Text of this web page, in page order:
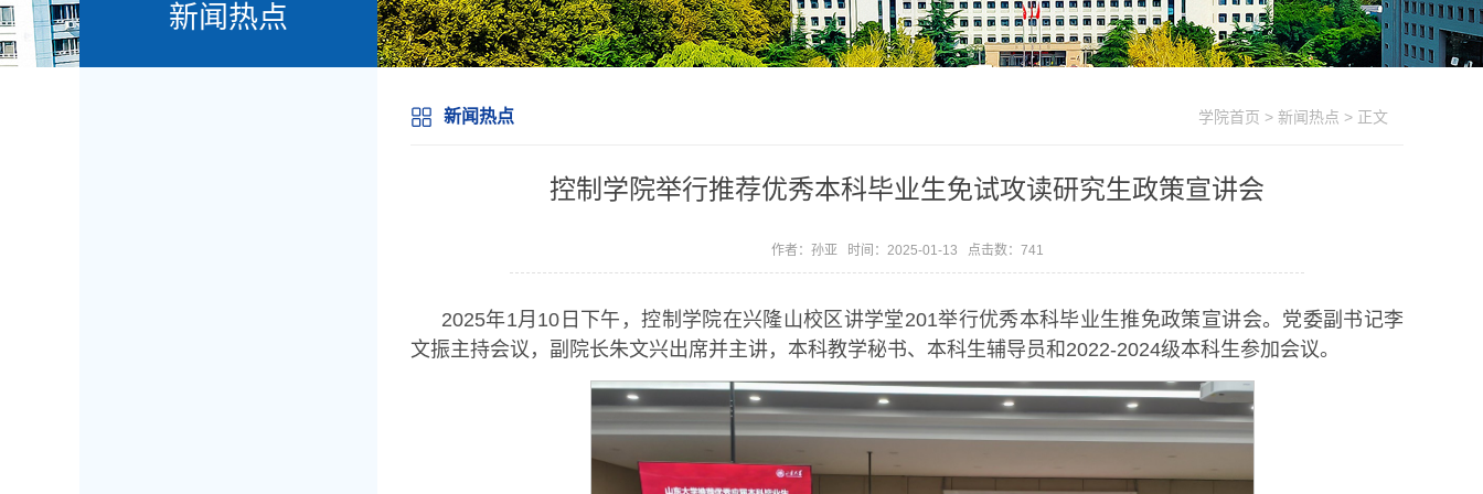
新闻热点
新闻热点 学院首页 > 新闻热点 > 正文
控制学院举行推荐优秀本科毕业生免试攻读研究生政策宣讲会
作者：孙亚 时间：2025-01-13 点击数： 741
2025年1月10日下午，控制学院在兴隆山校区讲学堂201举行优秀本科毕业生推免政策宣讲会。党委副书记李
文振主持会议，副院长朱文兴出席并主讲，本科教学秘书、本科生辅导员和2022-2024级本科生参加会议。